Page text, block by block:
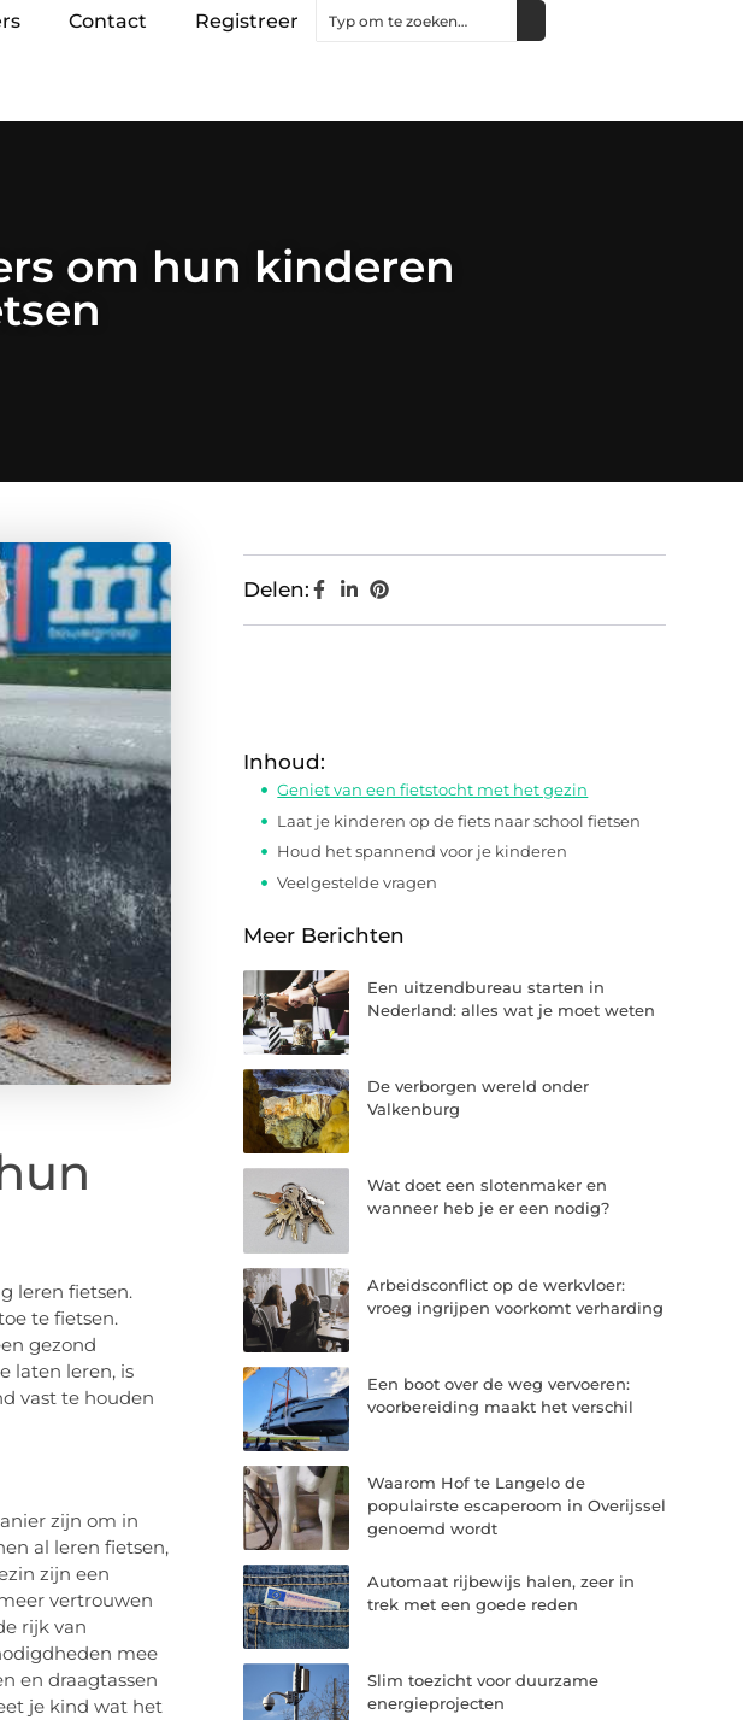
Contact Registreer
om hun kinderen
leren fietsen.
te fietsen.
​​gezond
laten leren, is
vast te houden
zijn om in
al leren fietsen,
zijn een
vertrouwen
rijk van
mee
en draagtassen
je kind wat het
Delen:
Inhoud:
Geniet van een fietstocht met het gezin
Laat je kinderen op de fiets naar school fietsen
Houd het spannend voor je kinderen
Veelgestelde vragen
Meer Berichten
Een uitzendbureau starten in
Nederland: alles wat je moet weten
De verborgen wereld onder
Valkenburg
Wat doet een slotenmaker en
wanneer heb je er een nodig?
Arbeidsconflict op de werkvloer:
vroeg ingrijpen voorkomt verharding
Een boot over de weg vervoeren:
voorbereiding maakt het verschil
Waarom Hof te Langelo de
populairste escaperoom in Overijssel
genoemd wordt
Automaat rijbewijs halen, zeer in
trek met een goede reden
Slim toezicht voor duurzame
energieprojecten